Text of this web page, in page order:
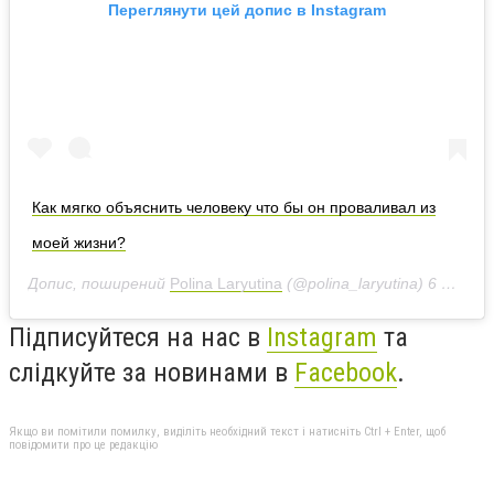
Переглянути цей допис в Instagram
Как мягко объяснить человеку что бы он проваливал из
моей жизни?
Допис, поширений Polina Laryutina (@polina_laryutina) 6 Лис 2018 р. о 11:23 PST
Підписуйтеся на нас в Instagram та
слідкуйте за новинами в Facebook.
Якщо ви помітили помилку, виділіть необхідний текст і натисніть Ctrl + Enter, щоб
повідомити про це редакцію